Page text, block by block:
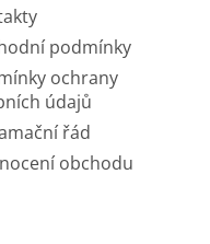
podmínky
ochrany
údajů
řád
obchodu